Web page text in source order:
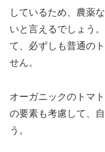
しているため、農薬
いと言えるでしょう
て、必ずしも普通の
せん。
オーガニックのトマ
の要素も考慮して、
う。